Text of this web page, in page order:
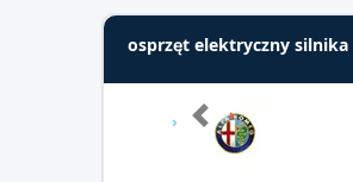
osprzęt elektryczny
Previous